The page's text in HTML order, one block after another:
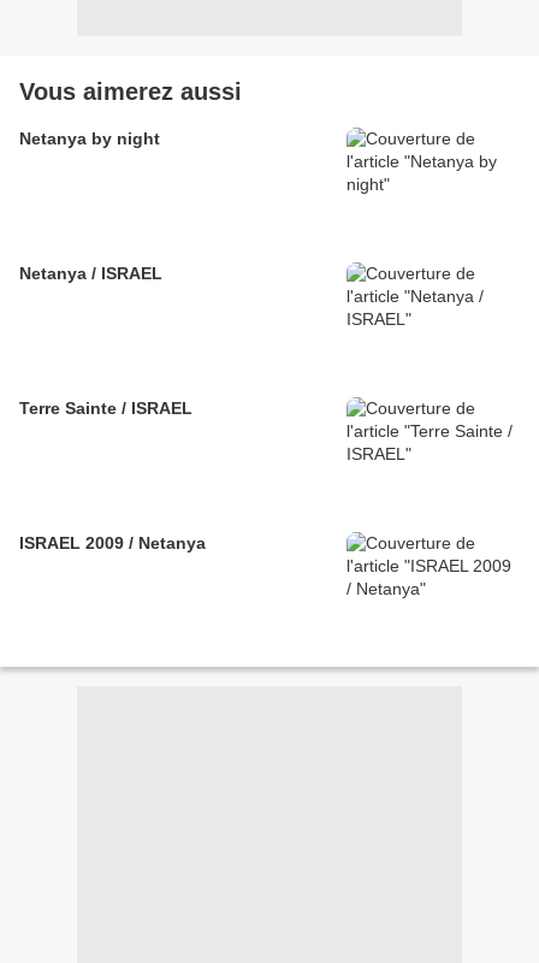
Vous aimerez aussi
Netanya by night
Netanya / ISRAEL
Terre Sainte / ISRAEL
ISRAEL 2009 / Netanya